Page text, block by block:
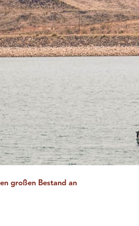
großen Bestand an